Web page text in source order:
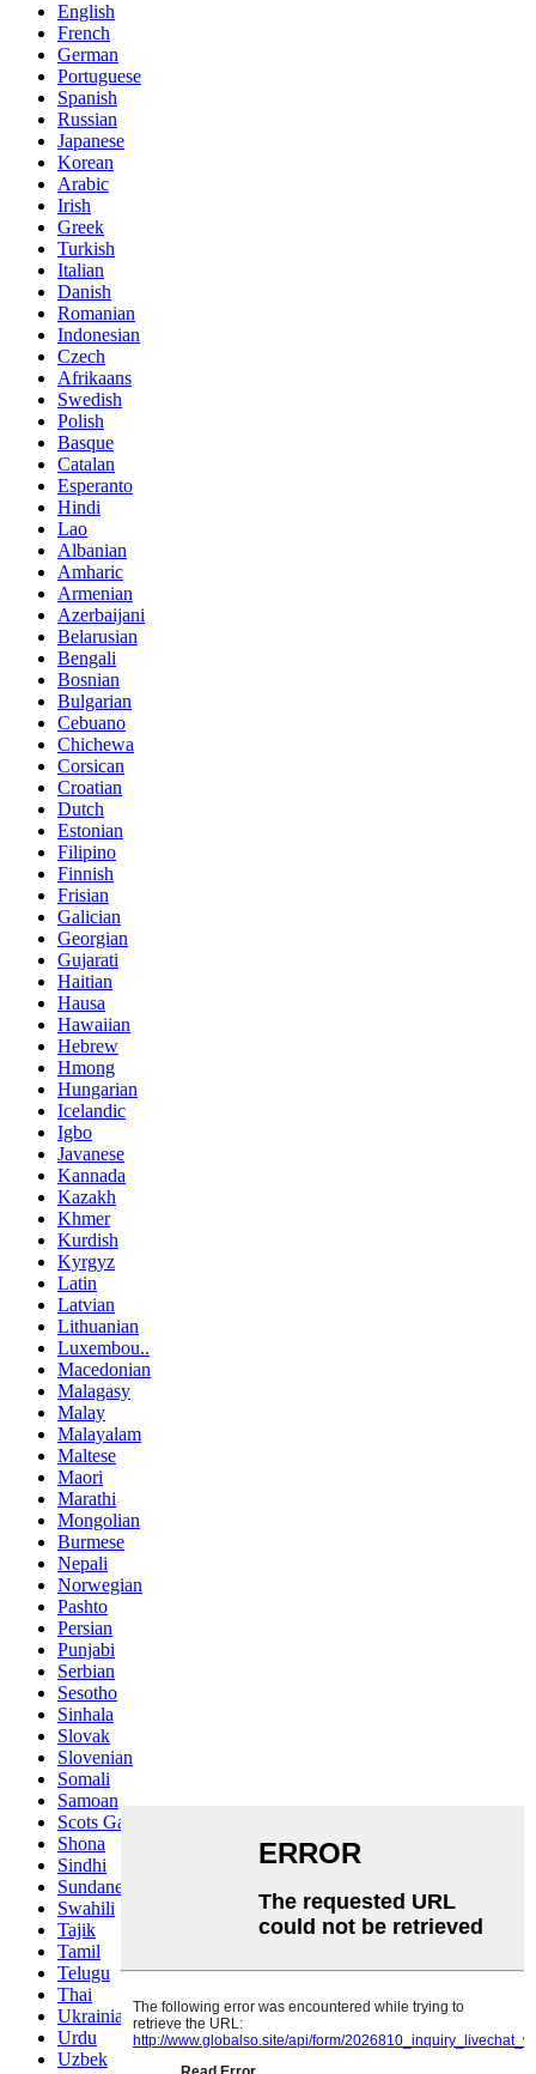
English
French
German
Portuguese
Spanish
Russian
Japanese
Korean
Arabic
Irish
Greek
Turkish
Italian
Danish
Romanian
Indonesian
Czech
Afrikaans
Swedish
Polish
Basque
Catalan
Esperanto
Hindi
Lao
Albanian
Amharic
Armenian
Azerbaijani
Belarusian
Bengali
Bosnian
Bulgarian
Cebuano
Chichewa
Corsican
Croatian
Dutch
Estonian
Filipino
Finnish
Frisian
Galician
Georgian
Gujarati
Haitian
Hausa
Hawaiian
Hebrew
Hmong
Hungarian
Icelandic
Igbo
Javanese
Kannada
Kazakh
Khmer
Kurdish
Kyrgyz
Latin
Latvian
Lithuanian
Luxembou..
Macedonian
Malagasy
Malay
Malayalam
Maltese
Maori
Marathi
Mongolian
Burmese
Nepali
Norwegian
Pashto
Persian
Punjabi
Serbian
Sesotho
Sinhala
Slovak
Slovenian
Somali
Samoan
Scots Gaelic
Shona
Sindhi
Sundanese
Swahili
Tajik
Tamil
Telugu
Thai
Ukrainian
Urdu
Uzbek